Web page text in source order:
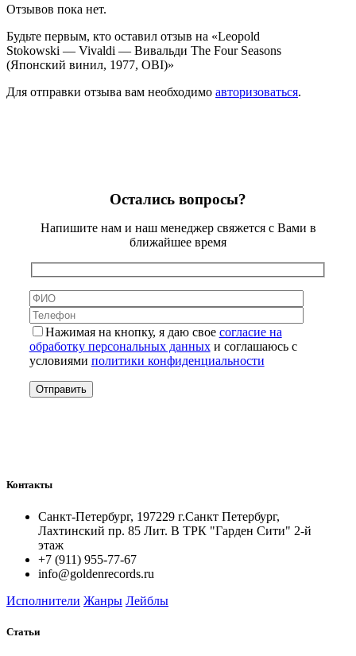
Отзывов пока нет.
Будьте первым, кто оставил отзыв на «Leopold
Stokowski — Vivaldi — Вивальди The Four Seasons
(Японский винил, 1977, OBI)»
Для отправки отзыва вам необходимо авторизоваться.
Остались вопросы?
Напишите нам и наш менеджер свяжется с Вами в
ближайшее время
Нажимая на кнопку, я даю свое согласие на
обработку персональных данныхи соглашаюсь с
условиями политики конфиденциальности
Контакты
Санкт-Петербург, 197229 г.Санкт Петербург,
Лахтинский пр. 85 Лит. B ТРК "Гарден Сити" 2-й
этаж
+7 (911) 955-77-67
info@goldenrecords.ru
Исполнители Жанры Лейблы
Статьи